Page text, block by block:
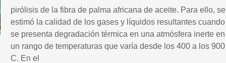
pirólisis de la fibra de palma africana de aceite. Para ello, se
estimó la calidad de los gases y líquidos resultantes cuando
se presenta degradación térmica en una atmósfera inerte en
un rango de temperaturas que varía desde los 400 a los 900
C. En el